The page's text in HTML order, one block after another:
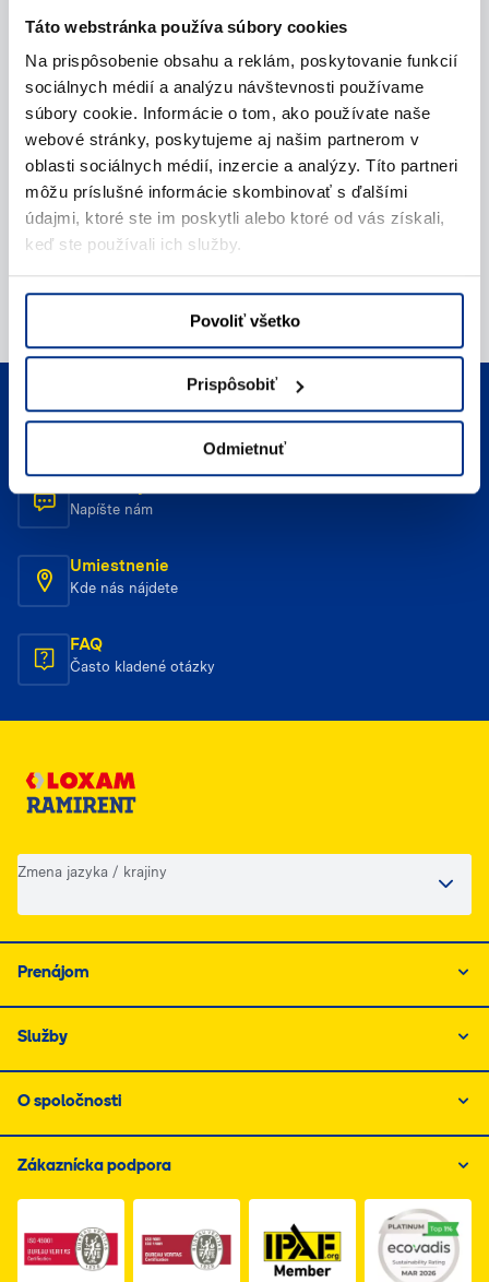
Táto webstránka používa súbory cookies
Na prispôsobenie obsahu a reklám, poskytovanie funkcií
sociálnych médií a analýzu návštevnosti používame
súbory cookie. Informácie o tom, ako používate naše
webové stránky, poskytujeme aj našim partnerom v
oblasti sociálnych médií, inzercie a analýzy. Títo partneri
môžu príslušné informácie skombinovať s ďalšími
údajmi, ktoré ste im poskytli alebo ktoré od vás získali,
keď ste používali ich služby.
Povoliť všetko
Prispôsobiť
Odmietnuť
Napíšte nám (e-mail)
Telefonický kontakt
Napíšte nám
Umiestnenie
Kde nás nájdete
FAQ
Často kladené otázky
Zmena jazyka / krajiny
Prenájom
Služby
O spoločnosti
Zákaznícka podpora
Link do dokumentu PDF z certyfikatem ISO 1, otwiera
Link do dokumentu PDF z certyfikatem
Link do dokumentu